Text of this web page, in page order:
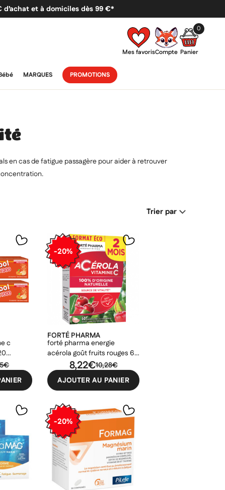
et à domiciles dès 99 €*
Mes favorisCompte
0
Panier
MARQUES PROMOTIONS
en cas de fatigue passagère pour aider à retrouver
Trier par
c
-20%
FORTÉ PHARMA
forté pharma energie
acérola goût fruits rouges 60
comprimés
10,28€
8,22€
AJOUTER AU PANIER
-20%